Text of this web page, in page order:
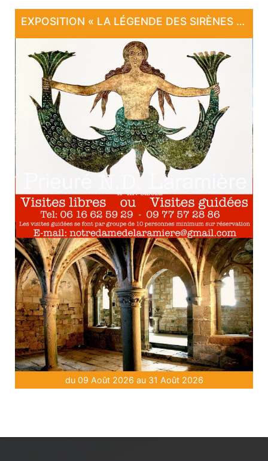
EXPOSITION « LA LÉGENDE DES SIRÈNES DE LARAMIÈRE »
du 09 Août 2026 au 31 Août 2026